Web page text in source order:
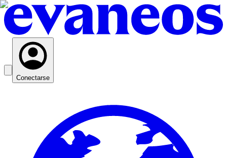
Conectarse